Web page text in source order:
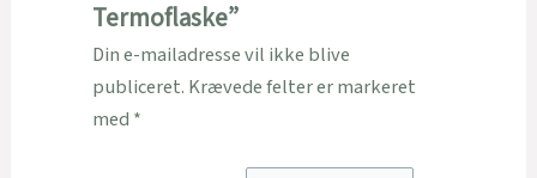
Termoflaske”
Din e-mailadresse vil ikke blive
publiceret. Krævede felter er markeret
med *